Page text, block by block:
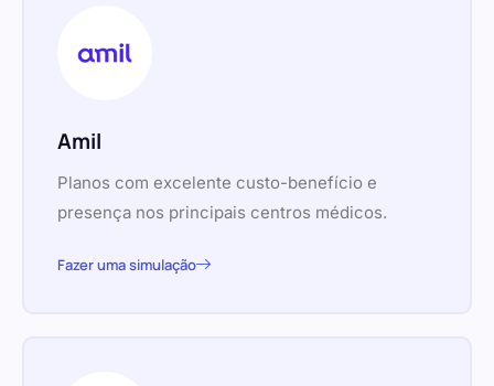
Amil
Planos com excelente custo-benefício e
presença nos principais centros médicos.
Fazer uma simulação